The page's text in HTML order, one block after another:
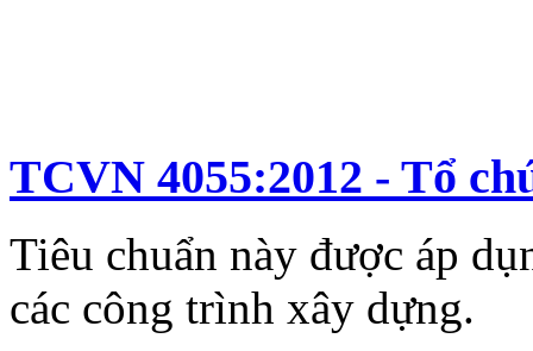
TCVN 4055:2012 - Tổ
Tiêu chuẩn này được áp
các công trình xây dựng.